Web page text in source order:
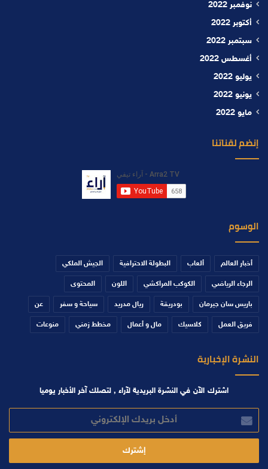
نوفمبر 2022
أكتوبر 2022
سبتمبر 2022
أغسطس 2022
يوليو 2022
يونيو 2022
مايو 2022
إنضم لقناتنا
الوسوم
أخبار العالم ألعاب البطولة الاحترافية الجيش الملكي
الرجاء الرياضي الكوكب المراكشي اللون المحتوى
باريس سان جيرمان بودريقة ريال مدريد سياحة و سفر عن
فريق العمل كلاسيك مال و أعمال مخطط زمني منوعات
النشرة الإخبارية
اشترك الآن في النشرة البريدية لآراء , لتصلك آخر الأخبار يوميا
بريدك
الإلكتروني